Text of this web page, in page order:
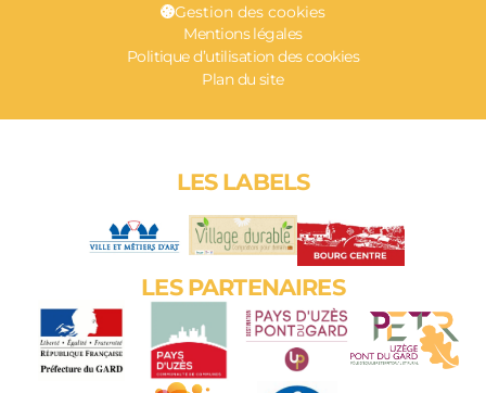
Gestion des cookies
Mentions légales
Politique d’utilisation des cookies
Plan du site
LES LABELS
LES PARTENAIRES